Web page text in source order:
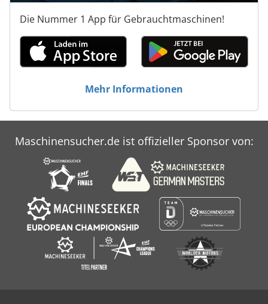
Die Nummer 1 App für Gebrauchtmaschinen!
Mehr Informationen
Maschinensucher.de ist offizieller Sponsor von: